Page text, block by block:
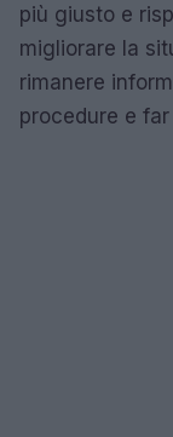
più giusto e
migliorare la
rimanere
procedure e